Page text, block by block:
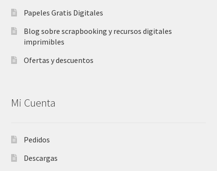
Papeles Gratis Digitales
Blog sobre scrapbooking y recursos digitales
imprimibles
Ofertas y descuentos
Mi Cuenta
Pedidos
Descargas